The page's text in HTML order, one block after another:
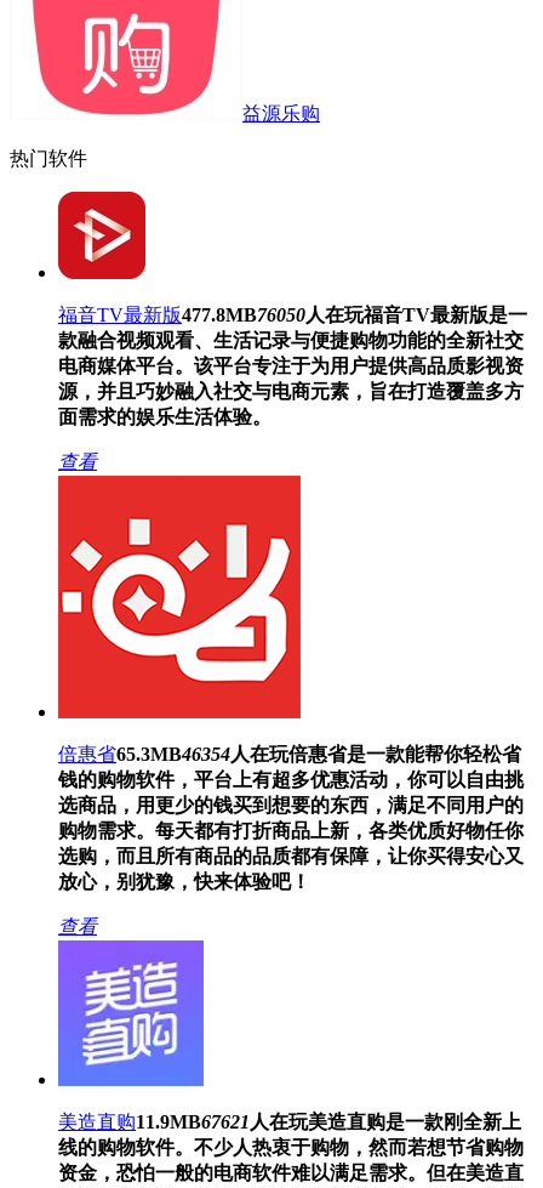
益源乐购
热门软件
福音TV最新版477.8MB76050人在玩福音TV最新版是一
款融合视频观看、生活记录与便捷购物功能的全新社交
电商媒体平台。该平台专注于为用户提供高品质影视资
源，并且巧妙融入社交与电商元素，旨在打造覆盖多方
面需求的娱乐生活体验。
查看
倍惠省65.3MB46354人在玩倍惠省是一款能帮你轻松省
钱的购物软件，平台上有超多优惠活动，你可以自由挑
选商品，用更少的钱买到想要的东西，满足不同用户的
购物需求。每天都有打折商品上新，各类优质好物任你
选购，而且所有商品的品质都有保障，让你买得安心又
放心，别犹豫，快来体验吧！
查看
美造直购11.9MB67621 人在玩美造直购是一款刚全新上
线的购物软件。不少人热衷于购物，然而若想节省购物
资金，恐怕一般的电商软件难以满足需求。但在美造直